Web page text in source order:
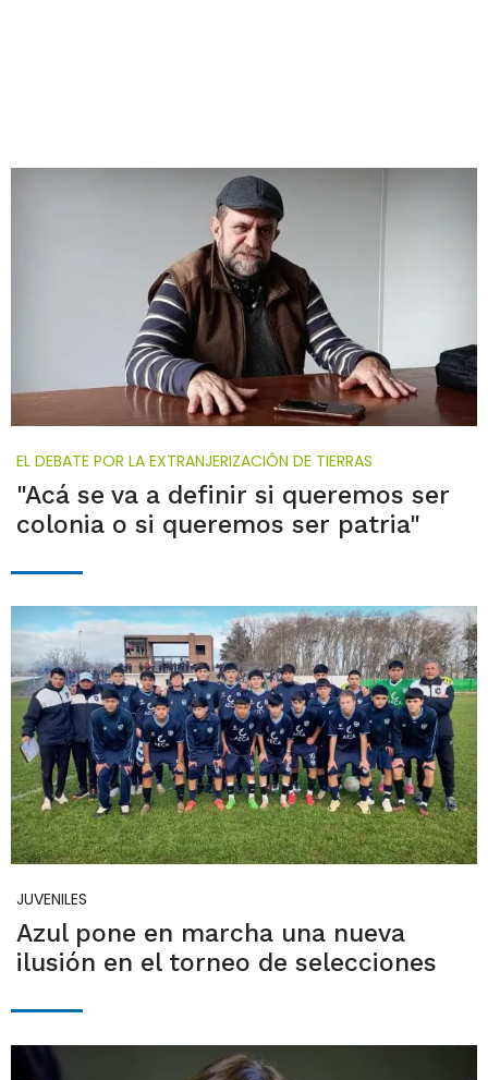
EL DEBATE POR LA EXTRANJERIZACIÓN DE TIERRAS
"Acá se va a definir si queremos ser
colonia o si queremos ser patria"
JUVENILES
Azul pone en marcha una nueva
ilusión en el torneo de selecciones